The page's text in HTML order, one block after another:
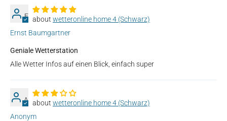
E
wetteronline home 4 (Schwarz)
Ernst Baumgartner
Geniale Wetterstation
Alle Wetter Infos auf einen Blick, einfach super
A
wetteronline home 4 (Schwarz)
Anonym